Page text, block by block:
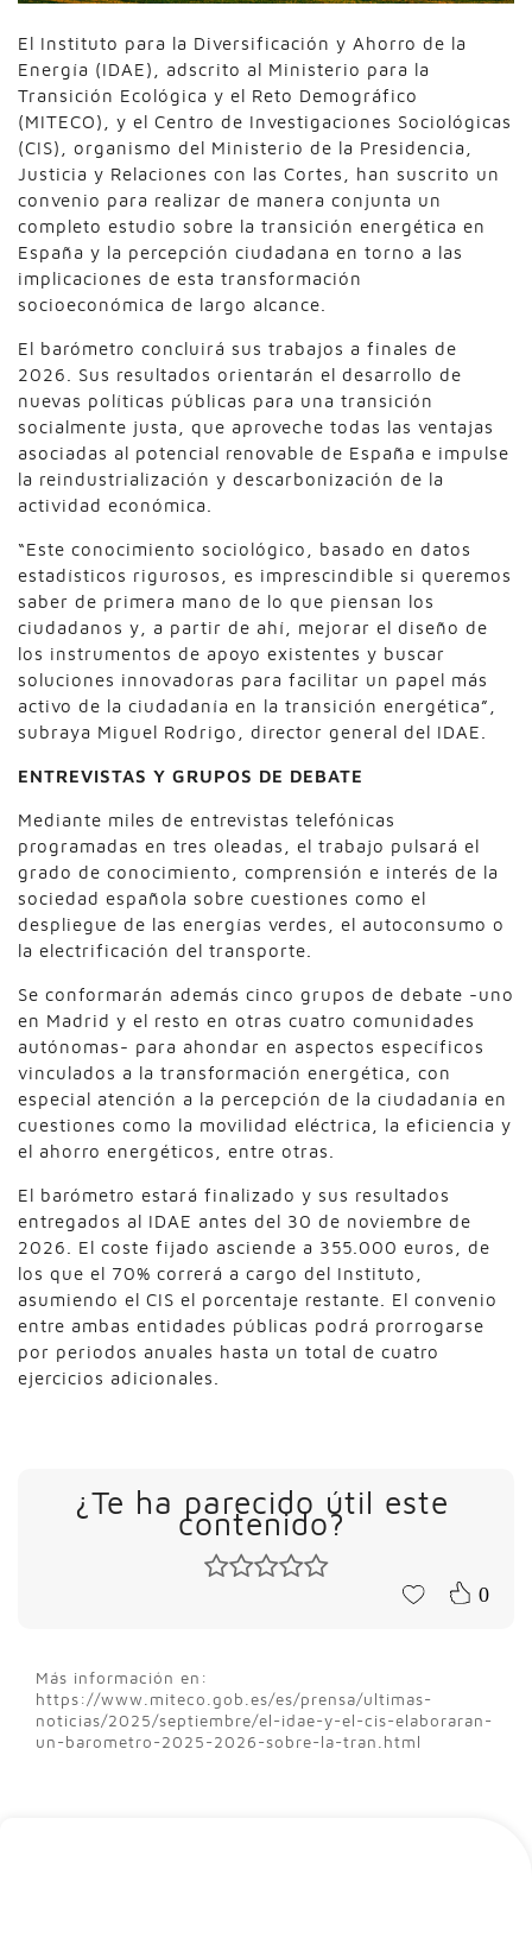
El Instituto para la Diversificación y Ahorro de la
Energía (IDAE), adscrito al Ministerio para la
Transición Ecológica y el Reto Demográfico
(MITECO), y el Centro de Investigaciones Sociológicas
(CIS), organismo del Ministerio de la Presidencia,
Justicia y Relaciones con las Cortes, han suscrito un
convenio para realizar de manera conjunta un
completo estudio sobre la transición energética en
España y la percepción ciudadana en torno a las
implicaciones de esta transformación
socioeconómica de largo alcance.
El barómetro concluirá sus trabajos a finales de
2026. Sus resultados orientarán el desarrollo de
nuevas políticas públicas para una transición
socialmente justa, que aproveche todas las ventajas
asociadas al potencial renovable de España e impulse
la reindustrialización y descarbonización de la
actividad económica.
“Este conocimiento sociológico, basado en datos
estadísticos rigurosos, es imprescindible si queremos
saber de primera mano de lo que piensan los
ciudadanos y, a partir de ahí, mejorar el diseño de
los instrumentos de apoyo existentes y buscar
soluciones innovadoras para facilitar un papel más
activo de la ciudadanía en la transición energética”,
subraya Miguel Rodrigo, director general del IDAE.
ENTREVISTAS Y GRUPOS DE DEBATE
Mediante miles de entrevistas telefónicas
programadas en tres oleadas, el trabajo pulsará el
grado de conocimiento, comprensión e interés de la
sociedad española sobre cuestiones como el
despliegue de las energías verdes, el autoconsumo o
la electrificación del transporte.
Se conformarán además cinco grupos de debate -uno
en Madrid y el resto en otras cuatro comunidades
autónomas- para ahondar en aspectos específicos
vinculados a la transformación energética, con
especial atención a la percepción de la ciudadanía en
cuestiones como la movilidad eléctrica, la eficiencia y
el ahorro energéticos, entre otras.
El barómetro estará finalizado y sus resultados
entregados al IDAE antes del 30 de noviembre de
2026. El coste fijado asciende a 355.000 euros, de
los que el 70% correrá a cargo del Instituto,
asumiendo el CIS el porcentaje restante. El convenio
entre ambas entidades públicas podrá prorrogarse
por periodos anuales hasta un total de cuatro
ejercicios adicionales.
¿Te ha parecido útil este
contenido?
0
Más información en:
https://www.miteco.gob.es/es/prensa/ultimas-
noticias/2025/septiembre/el-idae-y-el-cis-elaboraran-
un-barometro-2025-2026-sobre-la-tran.html